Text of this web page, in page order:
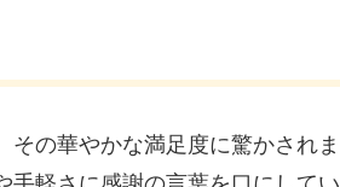
の華やかな満足度に驚かされま